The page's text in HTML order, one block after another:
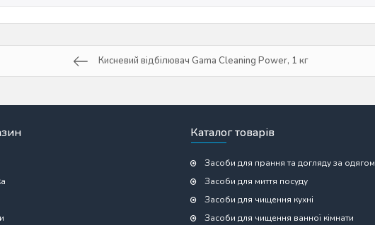
Кисневий відбілювач Gama Cleaning Power, 1 кг
Каталог товарів
Засоби для прання та догляду за одягом
Засоби для миття посуду
Засоби для чищення кухні
Засоби для чищення ванної кімнати